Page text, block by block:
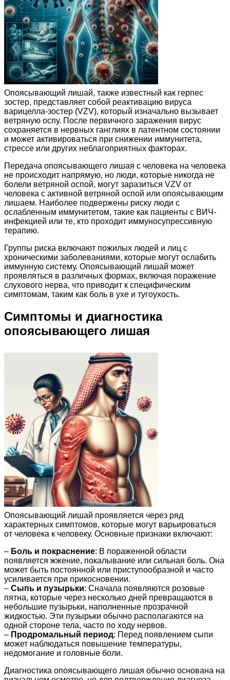
Опоясывающий лишай, также известный как герпес
зостер, представляет собой реактивацию вируса
варицелла-зостер (VZV), который изначально вызывает
ветряную оспу. После первичного заражения вирус
сохраняется в нервных ганглиях в латентном состоянии
и может активироваться при снижении иммунитета,
стрессе или других неблагоприятных факторах.
Передача опоясывающего лишая с человека на человека
не происходит напрямую, но люди, которые никогда не
болели ветряной оспой, могут заразиться VZV от
человека с активной ветряной оспой или опоясывающим
лишаем. Наиболее подвержены риску люди с
ослабленным иммунитетом, такие как пациенты с ВИЧ-
инфекцией или те, кто проходит иммуносупрессивную
терапию.
Группы риска включают пожилых людей и лиц с
хроническими заболеваниями, которые могут ослабить
иммунную систему. Опоясывающий лишай может
проявляться в различных формах, включая поражение
слухового нерва, что приводит к специфическим
симптомам, таким как боль в ухе и тугоухость.
Симптомы и диагностика
опоясывающего лишая
Опоясывающий лишай проявляется через ряд
характерных симптомов, которые могут варьироваться
от человека к человеку. Основные признаки включают:
– Боль и покраснение: В пораженной области
появляется жжение, покалывание или сильная боль. Она
может быть постоянной или приступообразной и часто
усиливается при прикосновении.
– Сыпь и пузырьки: Сначала появляются розовые
пятна, которые через несколько дней превращаются в
небольшие пузырьки, наполненные прозрачной
жидкостью. Эти пузырьки обычно располагаются на
одной стороне тела, часто по ходу нервов.
– Продромальный период: Перед появлением сыпи
может наблюдаться повышение температуры,
недомогание и головные боли.
Диагностика опоясывающего лишая обычно основана на